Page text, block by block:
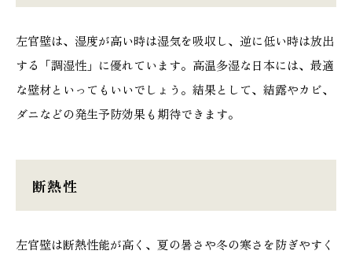
COMPANY
会社情報
ACCESS MAP
プライバシーポリシー
本社 浜松店
左官壁は、湿度が高い時は湿気を吸収し、逆に低い時は放出
する「調湿性」に優れています。高温多湿な日本には、最適
な壁材といってもいいでしょう。結果として、結露やカビ、
ダニなどの発生予防効果も期待できます。
断熱性
左官壁は断熱性能が高く、夏の暑さや冬の寒さを防ぎやすく